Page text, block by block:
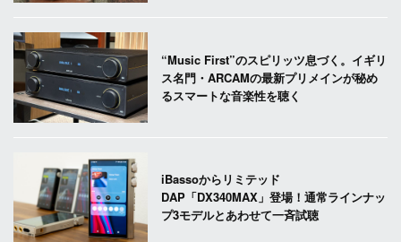
“Music First”のスピリッツ息づく。イギリ
ス名門・ARCAMの最新プリメインが秘め
るスマートな音楽性を聴く
iBassoからリミテッド
DAP「DX340MAX」登場！通常ラインナッ
プ3モデルとあわせて一斉試聴